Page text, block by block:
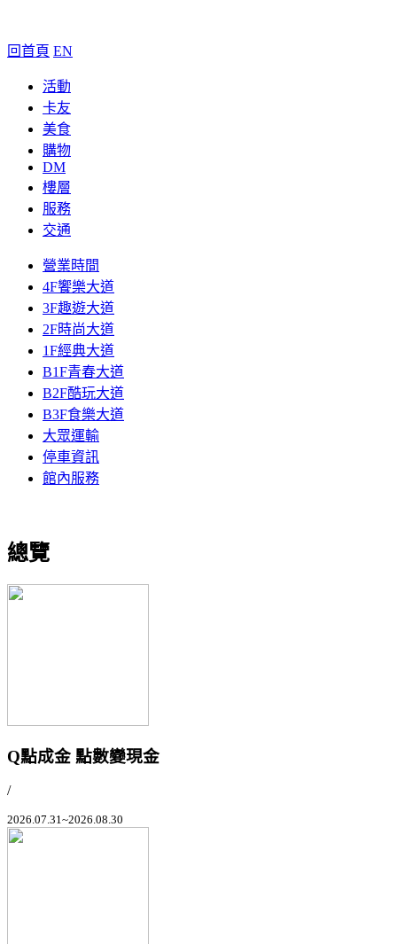
回首頁 EN
活動
卡友
美食
購物
DM
樓層
服務
交通
營業時間
4F饗樂大道
3F趣遊大道
2F時尚大道
1F經典大道
B1F青春大道
B2F酷玩大道
B3F食樂大道
大眾運輸
停車資訊
館內服務
總覽
Q點成金 點數變現金
/
2026.07.31~2026.08.30